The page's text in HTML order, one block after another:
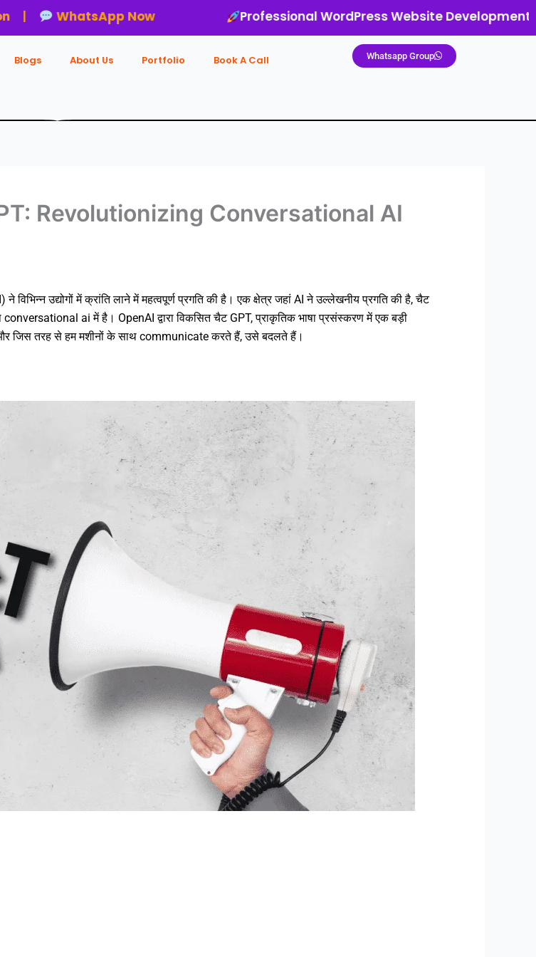
WhatsApp Now Professional WordPress Website Development |
Blogs About Us Portfolio Book A Call Whatsapp Group
Revolutionizing Conversational AI
उद्योगों में क्रांति लाने में महत्वपूर्ण प्रगति की है। एक क्षेत्र जहां AI ने उल्लेखनीय प्रगति की है, चैट
ai में है। OpenAI द्वारा विकसित चैट GPT, प्राकृतिक भाषा प्रसंस्करण में एक बड़ी
और जिस तरह से हम मशीनों के साथ communicate करते हैं, उसे बदलते हैं।